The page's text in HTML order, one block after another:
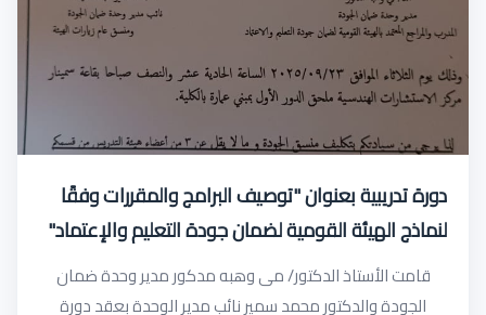
دورة تدريبية بعنوان "توصيف البرامج والمقررات وفقًا
لنماذج الهيئة القومية لضمان جودة التعليم والإعتماد"
قامت الأستاذ الدكتور/ مى وهبه مدكور مدير وحدة ضمان
الجودة والدكتور محمد سمير نائب مدير الوحدة بعقد دورة